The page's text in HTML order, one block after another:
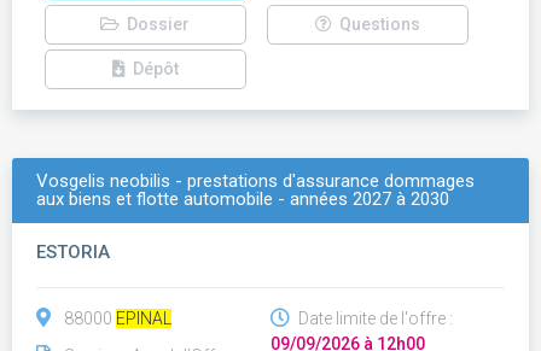
Dossier Questions
Dépôt
Vosgelis neobilis - prestations d'assurance dommages
aux biens et flotte automobile - années 2027 à 2030
ESTORIA
88000 EPINAL
Date limite de l'offre :
09/09/2026 à 12h00